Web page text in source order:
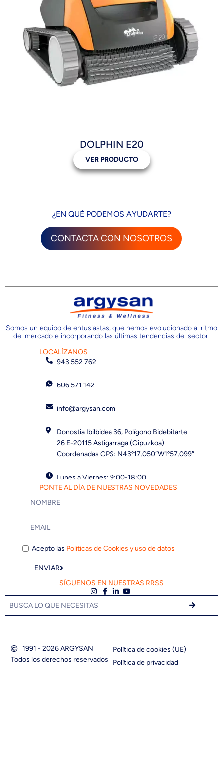
DOLPHIN E20
VER PRODUCTO
¿EN QUÉ PODEMOS AYUDARTE?
CONTACTA CON NOSOTROS
Somos un equipo de entusiastas, que hemos evolucionado al ritmo
del mercado e incorporando las últimas tendencias del sector.
LOCALÍZANOS
943 552 762
606 571 142
info@argysan.com
Donostia Ibilbidea 36, Polígono Bidebitarte
26 E-20115 Astigarraga (Gipuzkoa)
Coordenadas GPS: N43º17.050″W1º57.099″
Lunes a Viernes: 9:00-18:00
PONTE AL DÍA DE NUESTRAS NOVEDADES
Acepto las Politicas de Cookies y uso de datos
ENVIAR
SÍGUENOS EN NUESTRAS RRSS
1991 - 2026 ARGYSAN
Todos los derechos reservados
Política de cookies (UE)
Política de privacidad